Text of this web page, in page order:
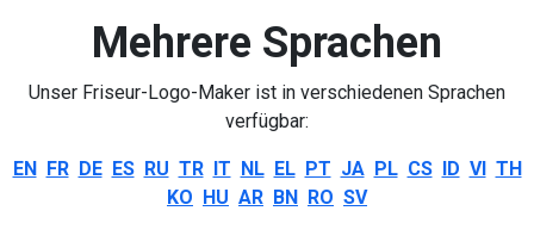
Mehrere Sprachen
Unser Friseur-Logo-Maker ist in verschiedenen Sprachen
verfügbar:
EN FR DE ES RU TR IT NL EL PT JA PL CS ID VI TH
KO HU AR BN RO SV